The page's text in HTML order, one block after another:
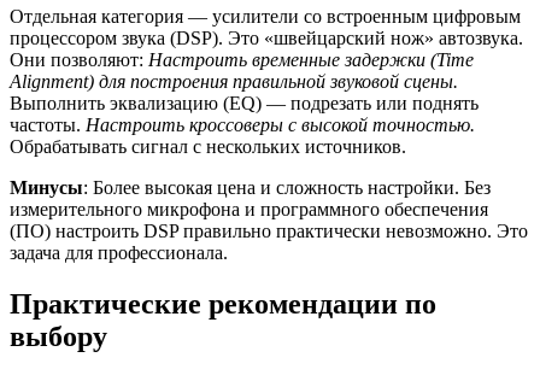
Отдельная категория — усилители со встроенным цифровым
процессором звука (DSP). Это «швейцарский нож» автозвука.
Они позволяют: Настроить временные задержки (Time
Alignment) для построения правильной звуковой сцены.
Выполнить эквализацию (EQ) — подрезать или поднять
частоты. Настроить кроссоверы с высокой точностью.
Обрабатывать сигнал с нескольких источников.
Минусы: Более высокая цена и сложность настройки. Без
измерительного микрофона и программного обеспечения
(ПО) настроить DSP правильно практически невозможно. Это
задача для профессионала.
Практические рекомендации по
выбору